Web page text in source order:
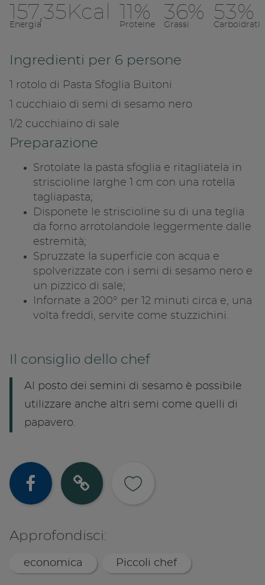
157,35Kcal
Energia
11%
Proteine
36%
Grassi
53%
Carboidrati
Ingredienti per 6 persone
1 rotolo di Pasta Sfoglia Buitoni
1 cucchiaio di semi di sesamo nero
1/2 cucchiaino di sale
Preparazione
Srotolate la pasta sfoglia e ritagliatela in
striscioline larghe 1 cm con una rotella
tagliapasta;
Disponete le striscioline su di una teglia
da forno arrotolandole leggermente dalle
estremità;
Spruzzate la superficie con acqua e
spolverizzate con i semi di sesamo nero e
un pizzico di sale;
Infornate a 200° per 12 minuti circa e, una
volta freddi, servite come stuzzichini.
Il consiglio dello chef
Al posto dei semini di sesamo è possibile
utilizzare anche altri semi come quelli di
papavero.
Condividi su
Copia link
Condividi
Copia
Approfondisci:
economica Piccoli chef